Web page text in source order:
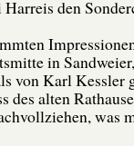
den
in
von Karl Kessler
alten
was